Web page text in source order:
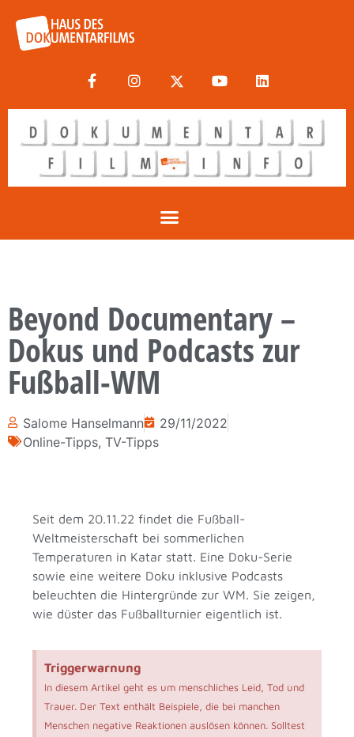
Beyond Documentary –
Dokus und Podcasts zur
Fußball-WM
Salome Hanselmann
29/11/2022
Online-Tipps, TV-Tipps
Seit dem 20.11.22 findet die Fußball-
Weltmeisterschaft bei sommerlichen
Temperaturen in Katar statt. Eine Doku-Serie
sowie eine weitere Doku inklusive Podcasts
beleuchten die Hintergründe zur WM. Sie zeigen,
wie düster das Fußballturnier eigentlich ist.
Triggerwarnung
In diesem Artikel geht es um menschliches Leid, Tod und
Trauer. Der Text enthält Beispiele, die bei manchen
Menschen negative Reaktionen auslösen können. Solltest